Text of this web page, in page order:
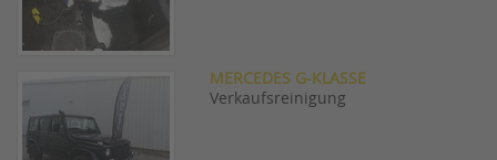
MERCEDES G-KLASSE
Verkaufsreinigung